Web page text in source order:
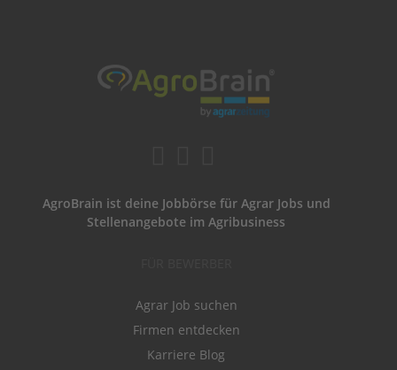
AgroBrain ist deine Jobbörse für Agrar Jobs und
Stellenangebote im Agribusiness
Agrar Job suchen
Firmen entdecken
Karriere Blog